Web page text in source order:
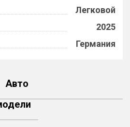
Легковой
2025
Германия
Авто